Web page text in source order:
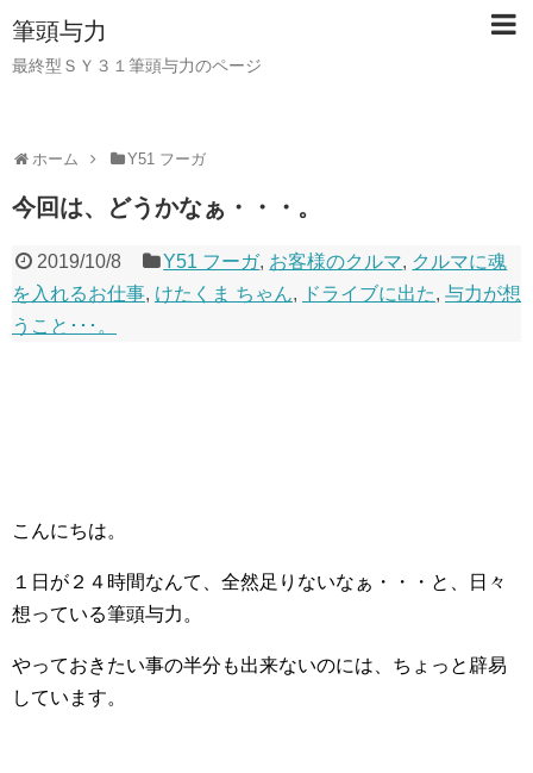
筆頭与力
最終型ＳＹ３１筆頭与力のページ
ホーム Y51 フーガ
今回は、どうかなぁ・・・。
2019/10/8 Y51 フーガ, お客様のクルマ, クルマに魂
を入れるお仕事, けたくま ちゃん, ドライブに出た, 与力が想
うこと･･･。
こんにちは。
１日が２４時間なんて、全然足りないなぁ・・・と、日々
想っている筆頭与力。
やっておきたい事の半分も出来ないのには、ちょっと辟易
しています。